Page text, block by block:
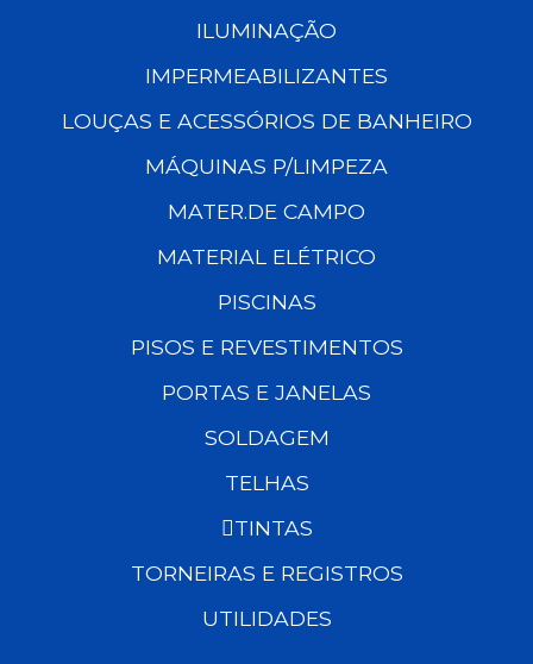
ILUMINAÇÃO
IMPERMEABILIZANTES
LOUÇAS E ACESSÓRIOS DE BANHEIRO
MÁQUINAS P/LIMPEZA
MATER.DE CAMPO
MATERIAL ELÉTRICO
PISCINAS
PISOS E REVESTIMENTOS
PORTAS E JANELAS
SOLDAGEM
TELHAS
TINTAS
TORNEIRAS E REGISTROS
UTILIDADES